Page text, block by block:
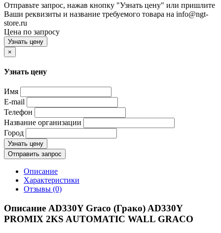
Отправьте запрос, нажав кнопку "Узнать цену" или пришлите
Ваши реквизиты и название требуемого товара на info@ngt-
store.ru
Цена по запросу
Узнать цену
×
Узнать цену
Имя
E-mail
Телефон
Название организации
Город
Узнать цену
Отправить запрос
Описание
Характеристики
Отзывы (0)
Описание AD330Y Graco (Грако) AD330Y
PROMIX 2KS AUTOMATIC WALL GRACO